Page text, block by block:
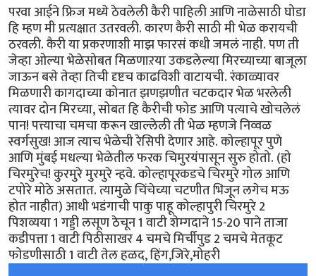
परवा आईने फ्रिज मध्ये ठेवलेली कैरी पाहिली आणि नाळेसाठी घोडा
हि म्हण मी प्रत्यक्षात उतरवली. कारण कैरी साठी मी भेळ करायची
ठरवली. कैरी या प्रकरणाशी माझ फारसं कधी जमलं नाही. पण ती
जेव्हा ओल्या भेळेसोबत मिळणाऱया उकडलेल्या मिरच्याच्या बाजूला
जाऊन बसे तेव्हा तिची दृष्टच काढविशी वाटायची. रंकाळ्यावर
मिळणारी कागदाच्या कोनात झणझणीत चटकदार भेळ भरलेली
त्यावर दोन मिरच्या, सोबत हि कैरीची फोड आणि पत्याचे खोचलेलं
पान! पत्त्याचा चमचा करून खाल्लेली ती भेळ म्हणजे निव्वळ
स्वर्गसुख! आज त्याच भेळेची रेसिपी देणार आहे. कोल्हापूर पुणे
आणि मुंबई मधल्या भेळेतील फरक चिमुरयंपासून सुरु होतो. (हो
चिरमुरेच! कुरमुरे मुरमुरे न्हवे. कोल्हापूरकडचे चिरमुरे गोल आणि
टपोरे मोठे असतात. त्यामुळे चिंचेच्या चटणीत भिजून लगेच मऊ
होत नाहीत) आधी भडंगाची पाकु पाहू कोल्हापुरी चिरमुरे 2
पिशव्यया 1 गड्डी लसूण ठेचून 1 वाटी शेम्गदाने 15-20 पाने ताजा
कडीपत्ता 1 वाटी पिठीसाखर 4 चमचे मिर्चीपुड 2 चमचे मेतकूट
फोडणीसाठी 1 वाटी तेल हळद, हिंग,जिरे,मोहरी